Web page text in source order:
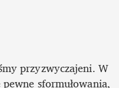
przyzwyczajeni. W
sformułowania,